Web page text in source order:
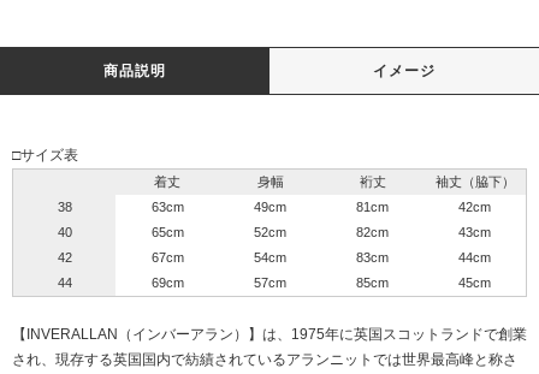
商品説明 イメージ
□サイズ表
着丈 身幅 裄丈
袖丈（脇下）
38
63cm 49cm 81cm
42cm
40
65cm 52cm 82cm
43cm
42
67cm 54cm 83cm
44cm
44
69cm 57cm 85cm 45cm
【INVERALLAN（インバーアラン）】は、1975年に英国スコットランドで創業
され、現存する英国国内で紡績されているアランニットでは世界最高峰と称さ